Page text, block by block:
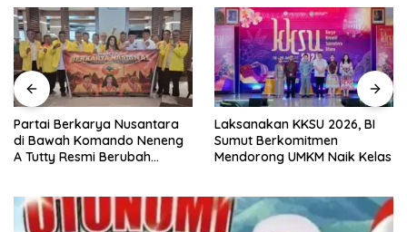
Partai Berkarya Nusantara
di Bawah Komando Neneng
A Tutty Resmi Berubah
Laksanakan KKSU 2026, BI
Sumut Berkomitmen
Mendorong UMKM Naik Kelas